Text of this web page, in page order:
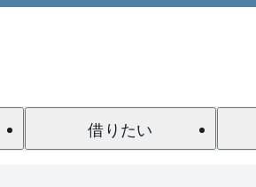
借りたい